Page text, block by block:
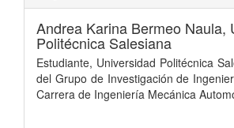
Andrea Karina Bermeo Naula,
Politécnica Salesiana
Estudiante, Universidad Politécnica
del Grupo de Investigación de
Carrera de Ingeniería Mecánica